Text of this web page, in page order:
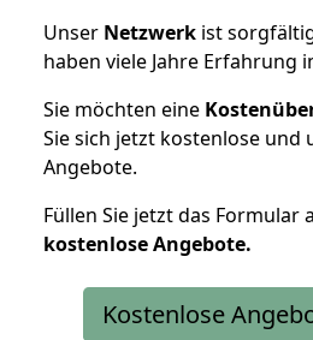
Unser Netzwerk ist
haben viele Jahre Erfahrung
Sie möchten eine
Sie sich jetzt kostenlose und
Angebote.
Füllen Sie jetzt das Formular
kostenloseAngebote.
Kostenlose